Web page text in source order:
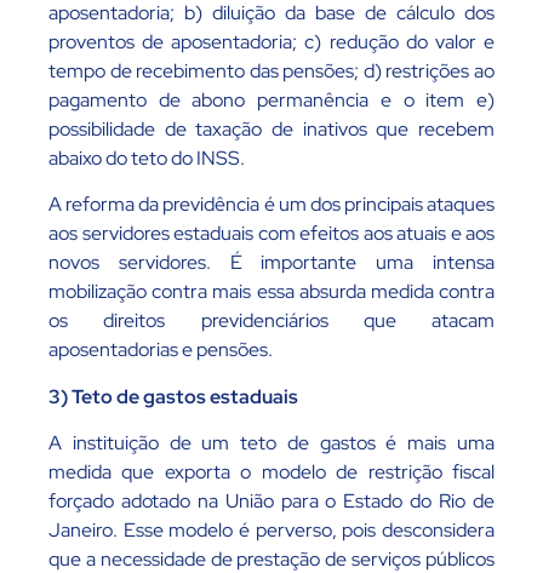
aposentadoria; b) diluição da base de cálculo dos
proventos de aposentadoria; c) redução do valor e
tempo de recebimento das pensões; d) restrições ao
pagamento de abono permanência e o item e)
possibilidade de taxação de inativos que recebem
abaixo do teto do INSS.
A reforma da previdência é um dos principais ataques
aos servidores estaduais com efeitos aos atuais e aos
novos servidores. É importante uma intensa
mobilização contra mais essa absurda medida contra
os direitos previdenciários que atacam
aposentadorias e pensões.
3) Teto de gastos estaduais
A instituição de um teto de gastos é mais uma
medida que exporta o modelo de restrição fiscal
forçado adotado na União para o Estado do Rio de
Janeiro. Esse modelo é perverso, pois desconsidera
que a necessidade de prestação de serviços públicos